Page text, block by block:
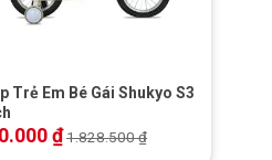
Trẻ Em Bé Gái Shukyo S3
₫1.828.500₫